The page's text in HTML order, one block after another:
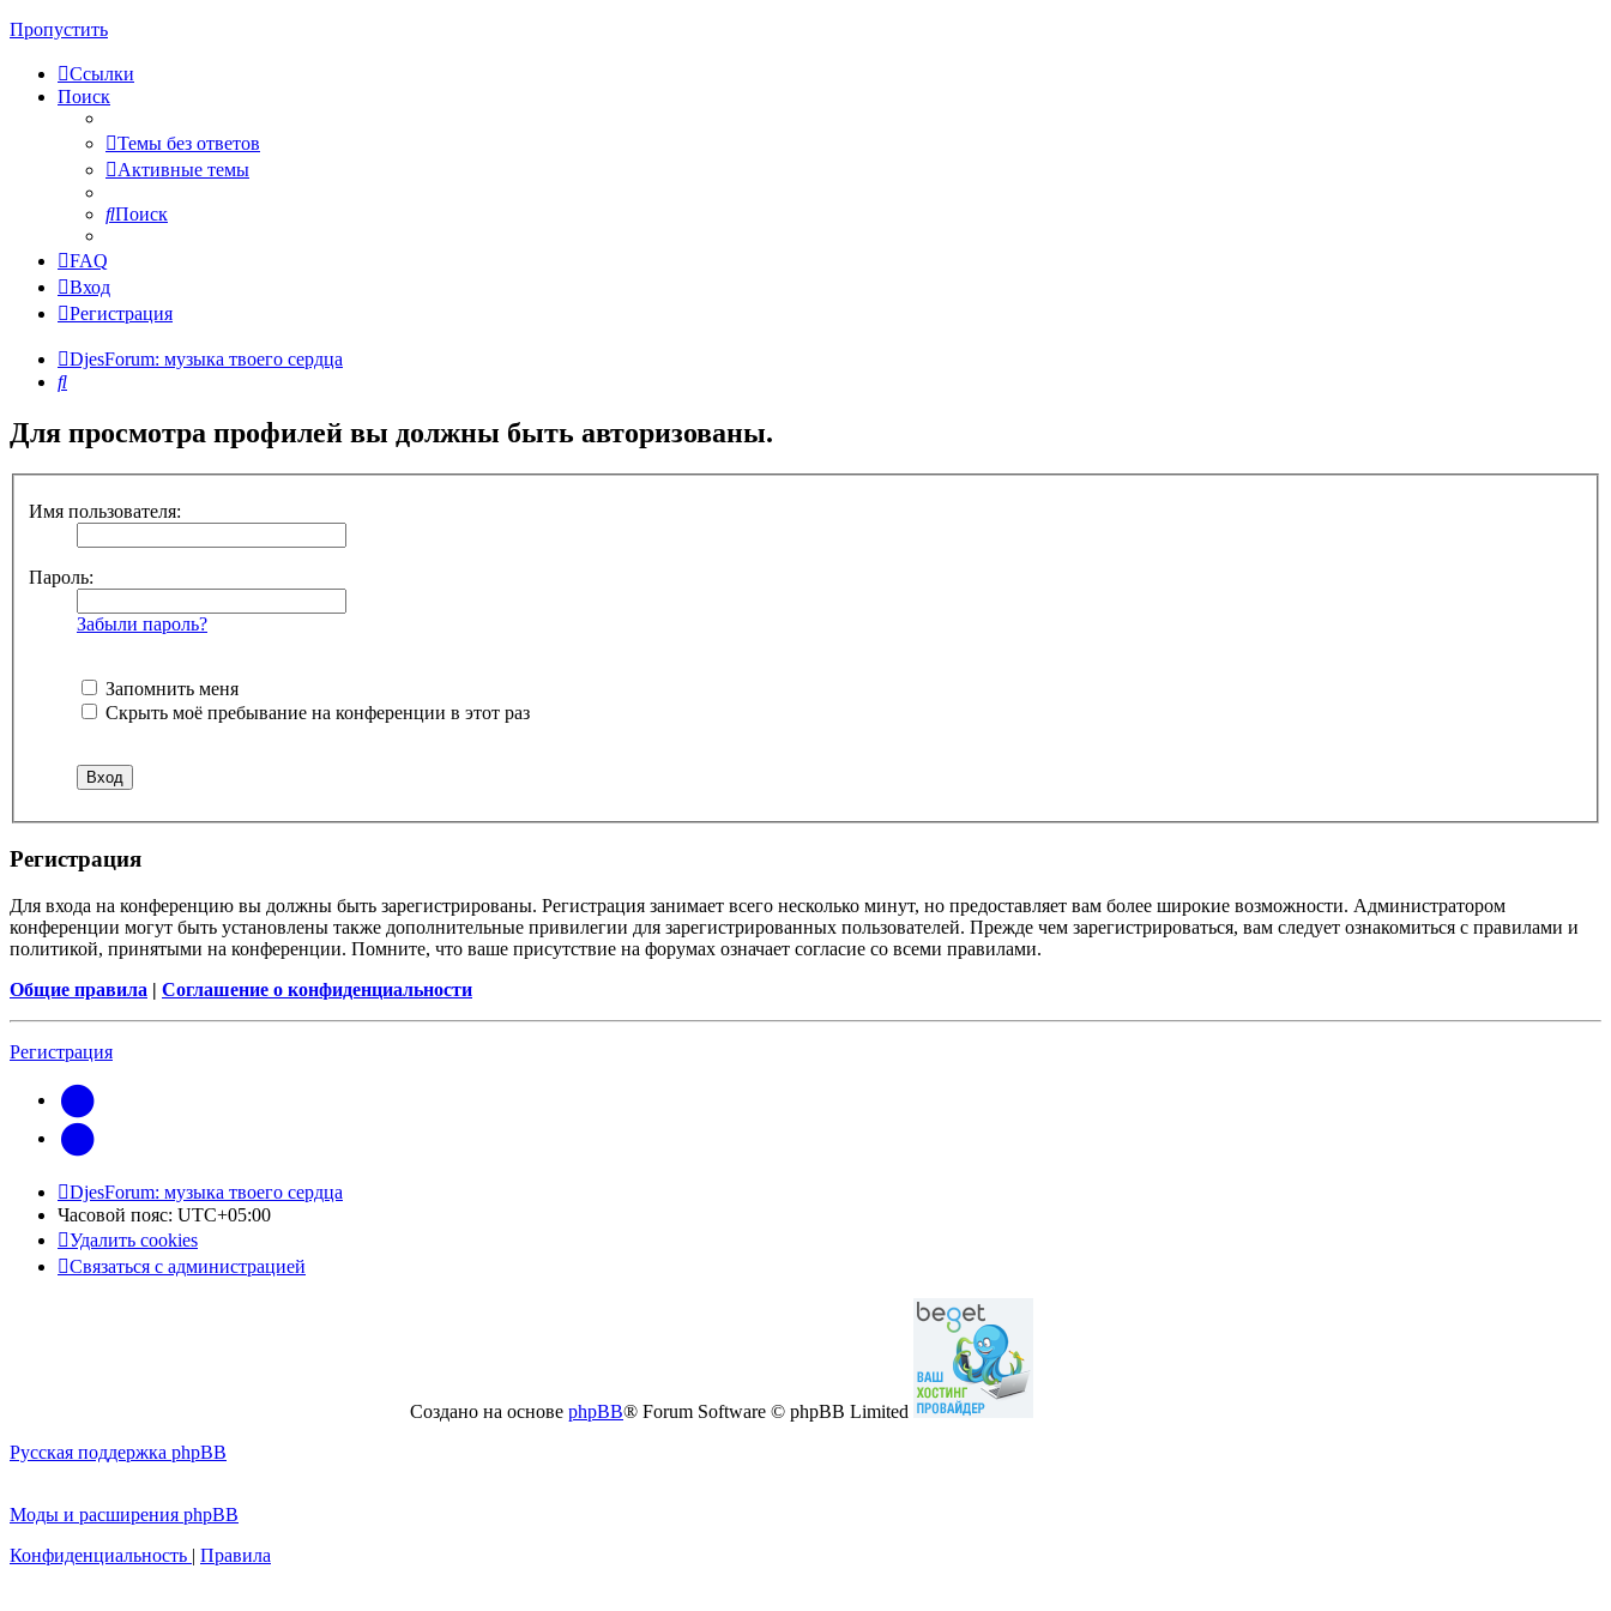
Пропустить
Ссылки
Поиск
Темы без ответов
Активные темы
Поиск
FAQ
Вход
Регистрация
DjesForum: музыка твоего сердца
Поиск
Для просмотра профилей вы должны быть авторизованы.
Имя пользователя:
Пароль:
Забыли пароль?
Запомнить меня
Скрыть моё пребывание на конференции в этот раз
Регистрация
Для входа на конференцию вы должны быть зарегистрированы. Регистрация занимает всего несколько минут, но предоставляет вам более широкие возможности. Администратором
конференции могут быть установлены также дополнительные привилегии для зарегистрированных пользователей. Прежде чем зарегистрироваться, вам следует ознакомиться с правилами и
политикой, принятыми на конференции. Помните, что ваше присутствие на форумах означает согласие со всеми правилами.
Общие правила | Соглашение о конфиденциальности
Регистрация
vk
Telegram
DjesForum: музыка твоего сердца
Часовой пояс: UTC+05:00
Удалить cookies
Связаться с администрацией
Создано на основе phpBB® Forum Software © phpBB Limited
Русская поддержка phpBB
Моды и расширения phpBB
Конфиденциальность | Правила